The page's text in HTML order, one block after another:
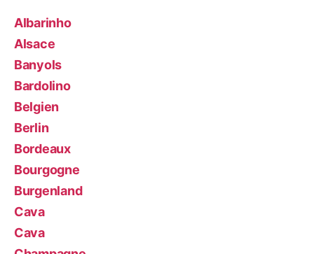
Albarinho
Alsace
Banyols
Bardolino
Belgien
Berlin
Bordeaux
Bourgogne
Burgenland
Cava
Cava